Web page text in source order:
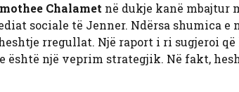
Chalamet në dukje kanë mbajtur
sociale të Jenner. Ndërsa shumica
rregullat. Një raport i ri sugjeroi
është një veprim strategjik. Në fakt,